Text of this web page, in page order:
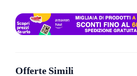
documenti senza preoccuparsi dello
6,1 pollici bilancia dimensioni
funzioni avanzate di elaborazione.
Offerte Simili